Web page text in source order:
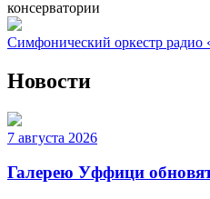
консерватории
Симфонический оркестр радио
Новости
7 августа 2026
Галерею Уффици